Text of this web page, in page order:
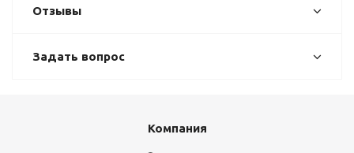
Отзывы
Задать вопрос
Компания